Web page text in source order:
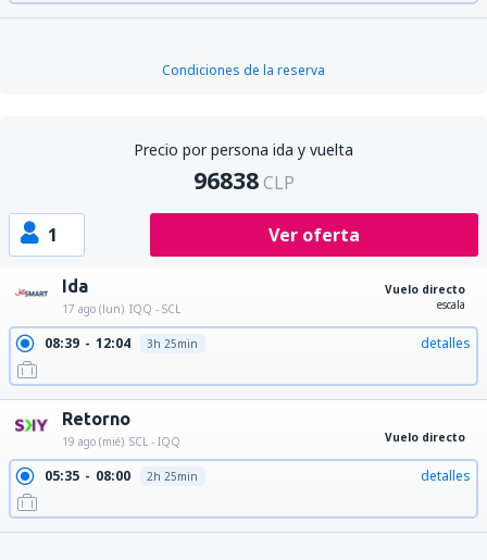
Condiciones de la reserva
Precio por persona ida y vuelta
96838 CLP
1 Ver oferta
Ida
17 ago (lun) IQQ - SCL
Vuelo directo
escala
08:39 12:04 3h 25min detalles
Retorno
19 ago (mié) SCL - IQQ Vuelo directo
05:35 08:00 2h 25min detalles